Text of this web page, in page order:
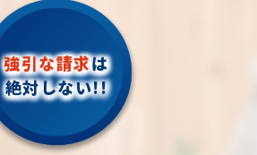
強引な請求は
絶対しない!!